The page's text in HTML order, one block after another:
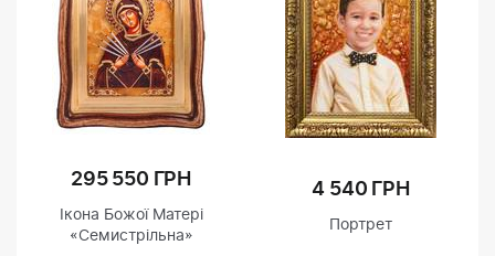
295 550 ГРН
Ікона Божої Матері
«Семистрільна»
4 540 ГРН
Портрет